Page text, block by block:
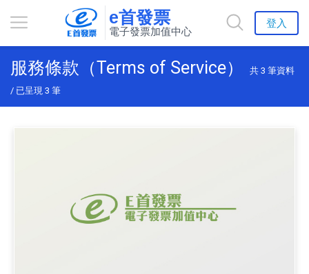
e首發票
電子發票加值中心
登入
服務條款（Terms of Service） 共 3 筆資料
/ 已呈現 3 筆